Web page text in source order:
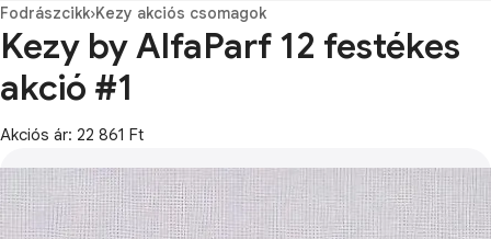
Fodrászcikk›Kezy akciós csomagok
Kezy by AlfaParf 12 festékes
akció #1
Akciós ár: 22 861 Ft